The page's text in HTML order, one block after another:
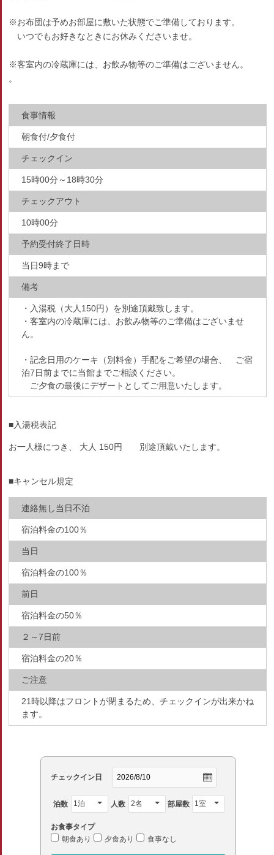
※お布団は予めお部屋に敷いた状態でご準備しております。
いつでもお好きなときにお休みくださいませ。
※客室内の冷蔵庫には、お飲み物等のご準備はございません。
。
食事情報
朝食付/夕食付
チェックイン
15時00分～18時30分
チェックアウト
10時00分
予約受付終了日時
当日9時まで
備考
・入湯税（大人150円）を別途頂戴致します。
・客室内の冷蔵庫には、お飲み物等のご準備はございませ
ん。
・記念日用のケーキ（別料金）手配をご希望の場合、 ご宿
泊7日前までに当館までご相談ください。
ご夕食の最後にデザートとしてご用意いたします。
■入湯税表記
お一人様につき、 大人 150円 別途頂戴いたします。
■キャンセル規定
連絡無し当日不泊
宿泊料金の100％
当日
宿泊料金の100％
前日
宿泊料金の50％
２～7日前
宿泊料金の20％
ご注意
21時以降はフロントが閉まるため、チェックインが出来かね
ます。
チェックイン日
泊数 人数 部屋数
お食事タイプ
朝食あり
夕食あり 食事なし